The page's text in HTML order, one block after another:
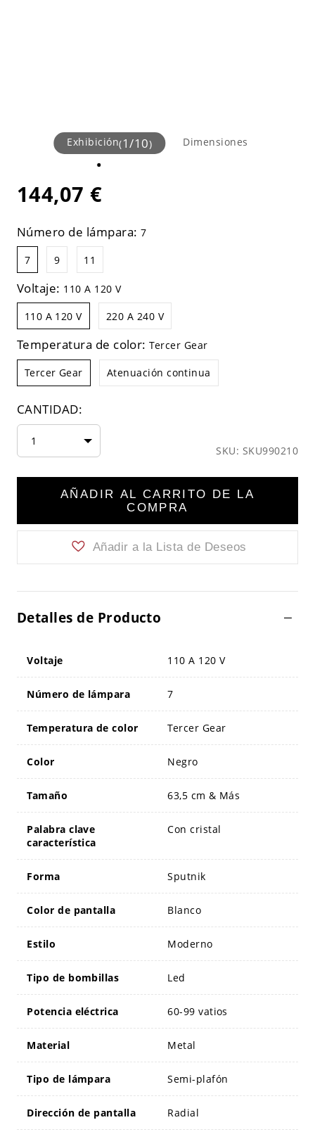
Exhibición(1/10) Dimensiones
144,07 €
Número de lámpara: 7
7 9 11
Voltaje: 110 A 120 V
110 A 120 V 220 A 240 V
Temperatura de color:Tercer Gear
Tercer Gear Atenuación continua
CANTIDAD:
1
SKU: SKU990210
AÑADIR AL CARRITO DE LA
COMPRA
Añadir a la Lista de Deseos
Detalles de Producto
Voltaje 110 A 120 V
Número de lámpara 7
Temperatura de color Tercer Gear
Color Negro
Tamaño 63,5 cm & Más
Palabra clave
característica
Con cristal
Forma Sputnik
Color de pantalla Blanco
Estilo Moderno
Tipo de bombillas Led
Potencia eléctrica 60-99 vatios
Material Metal
Tipo de lámpara Semi-plafón
Dirección de pantalla Radial